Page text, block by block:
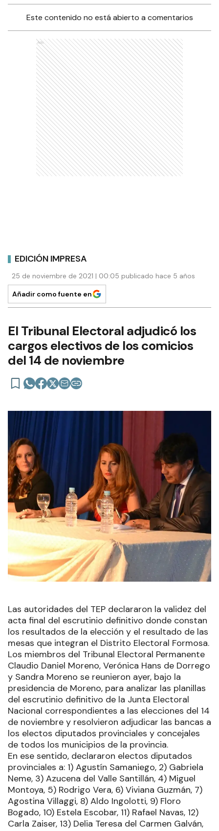
Este contenido no está abierto a comentarios
Ads
EDICIÓN IMPRESA
25 de noviembre de 2021 | 00:05 publicado hace 5 años
Añadir como fuente en
El Tribunal Electoral adjudicó los
cargos electivos de los comicios
del 14 de noviembre
Las autoridades del TEP declararon la validez del
acta final del escrutinio definitivo donde constan
los resultados de la elección y el resultado de las
mesas que integran el Distrito Electoral Formosa.
Los miembros del Tribunal Electoral Permanente
Claudio Daniel Moreno, Verónica Hans de Dorrego
y Sandra Moreno se reunieron ayer, bajo la
presidencia de Moreno, para analizar las planillas
del escrutinio definitivo de la Junta Electoral
Nacional correspondientes a las elecciones del 14
de noviembre y resolvieron adjudicar las bancas a
los electos diputados provinciales y concejales
de todos los municipios de la provincia.
En ese sentido, declararon electos diputados
provinciales a: 1) Agustín Samaniego, 2) Gabriela
Neme, 3) Azucena del Valle Santillán, 4) Miguel
Montoya, 5) Rodrigo Vera, 6) Viviana Guzmán, 7)
Agostina Villaggi, 8) Aldo Ingolotti, 9) Floro
Bogado, 10) Estela Escobar, 11) Rafael Navas, 12)
Carla Zaiser, 13) Delia Teresa del Carmen Galván,